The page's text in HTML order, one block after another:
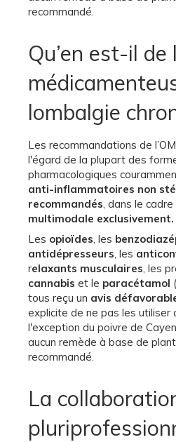
recommandé.
Qu’en est-il
lombalgie
Les recommandations de
l'égard de la plupart des
pharmacologiques
anti-inflammatoires non
recommandés , dans le cadre
multimodale exclusivement.
Les opioïdes , les
antidépresseurs , les
relaxants musculaires , les
cannabis et le paracétamol
tous reçu un avis
explicite de ne pas les utiliser
l'exception du poivre de
aucun remède à base de
recommandé.
La